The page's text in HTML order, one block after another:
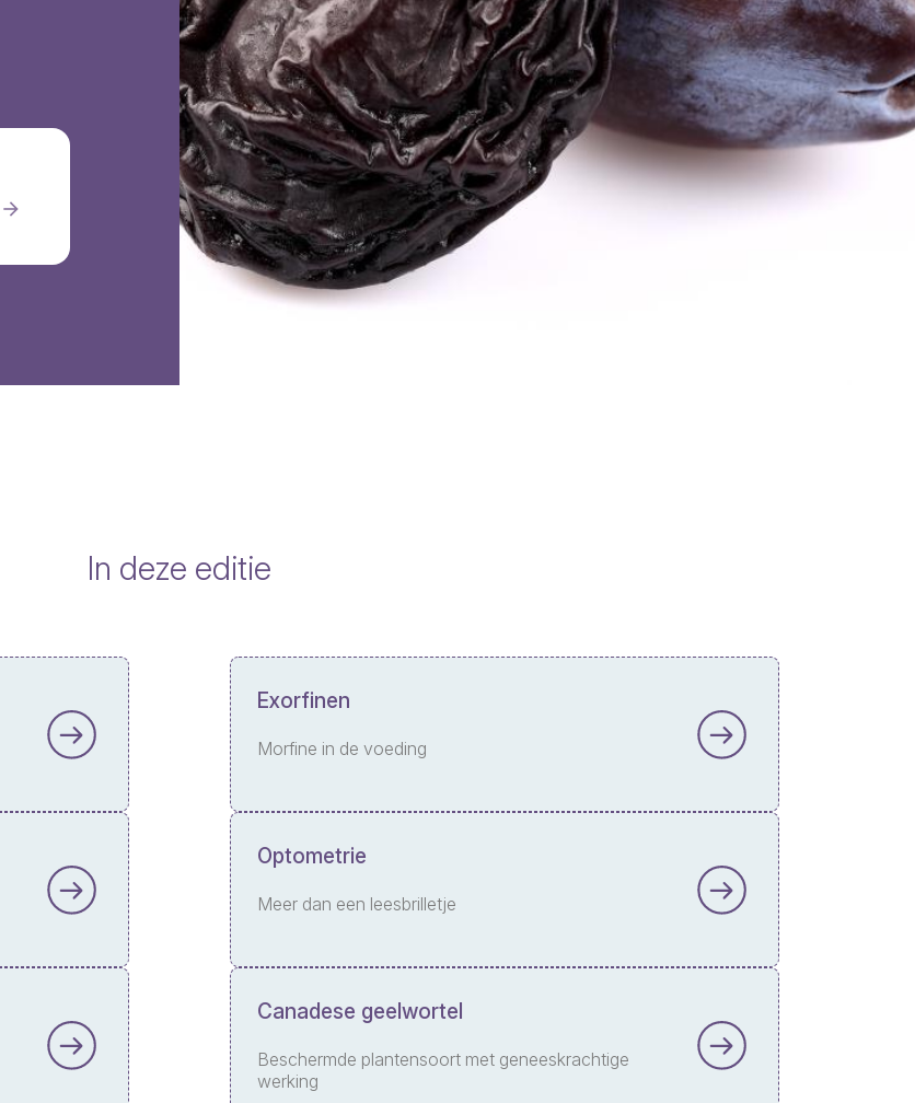
In deze editie
Exorfinen
Morfine in de voeding
Optometrie
Meer dan een leesbrilletje
Canadese geelwortel
Beschermde plantensoort met geneeskrachtige
werking